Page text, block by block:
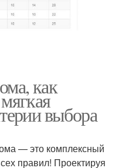
как
выбора
— это комплексный
правил! Проектируя